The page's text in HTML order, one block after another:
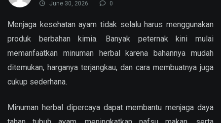
June 30, 2026 0
Menjaga kesehatan ayam tidak selalu harus menggunakan
produk berbahan kimia. Banyak peternak kini mulai
memanfaatkan minuman herbal karena bahannya mudah
ditemukan, harganya terjangkau, dan cara membuatnya juga
cukup sederhana.
Minuman herbal dipercaya dapat membantu menjaga daya